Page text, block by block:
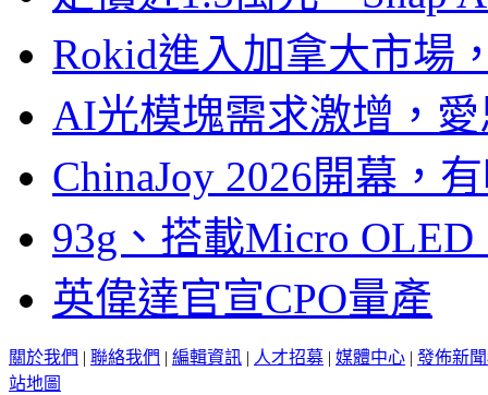
Rokid進入加拿大市場
AI光模塊需求激增，
ChinaJoy 2026開幕，
93g、搭載Micro
英偉達官宣CPO量產
關於我們 | 聯絡我們 | 編輯資訊 | 人才招募 | 媒體中心 | 發佈新
站地圖